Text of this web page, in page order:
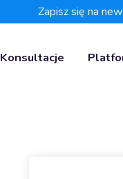
Zapisz się na
Konsultacje